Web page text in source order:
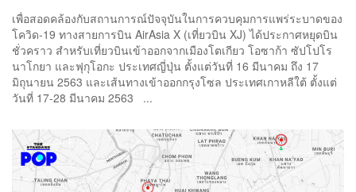
เพื่อสอดคล้องกับสถานการณ์ปัจจุบันในการควบคุมการแพร่ระบาดของ
โควิด-19 ทางสายการบิน AirAsia X (เที่ยวบิน XJ) ได้ประกาศหยุดบิน
ชั่วคราว สำหรับเที่ยวบินเข้าออกจากเมืองโตเกียว โอซาก้า ซัปโปโร
นาโกยา และฟุกุโอกะ ประเทศญี่ปุ่น ตั้งแต่วันที่ 16 มีนาคม ถึง 17
มิถุนายน 2563 และเส้นทางเข้าออกกรุงโซล ประเทศเกาหลีใต้ ตั้งแต่
วันที่ 17-28 มีนาคม 2563 ...